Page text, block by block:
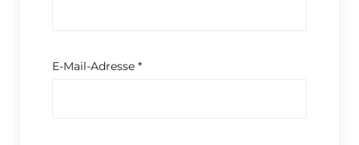
E-Mail-Adresse *